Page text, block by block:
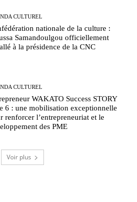
CULTUREL
nationale de la culture :
Samandoulgou officiellement
à la présidence de la CNC
CULTUREL
WAKATO Success STORY
6 : une mobilisation exceptionnelle
renforcer l’entrepreneuriat et le
des PME
Voir plus